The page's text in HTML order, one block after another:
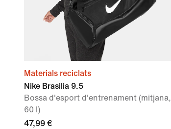
Materials reciclats
Nike Brasilia 9.5
Bossa d'esport d'entrenament (mitjana,
60 l)
47,99 €